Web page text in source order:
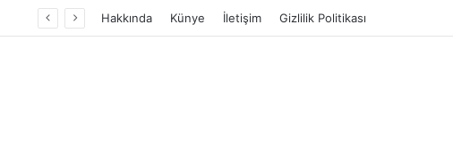
Hakkında Künye İletişim Gizlilik Politikası